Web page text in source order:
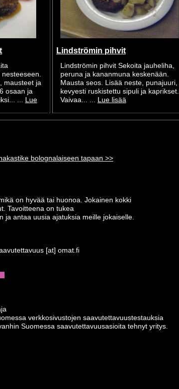
mausteet ja
osaan ja
... Lue
Lindströmin pihvit
Lindströmin pihvit Sekoita jauheliha,
peruna ja kananmuna keskenään.
Mausta seos. Lisää neste, punajuuri,
kevyesti ruskistettu sipuli ja kaprikset.
Vaivaa... ... Lue lisää
bolognalaiseen tapaan >>
on hyvää tai huonoa. Jokainen kokki
Tavoitteena on tukea
ja antaa uusia ajatuksia meille jokaiselle.
[at] omat.fi
verkkosivustojen saavutettavuus­testauksia
Suomessa saavutettavuusasioita tehnyt yritys.